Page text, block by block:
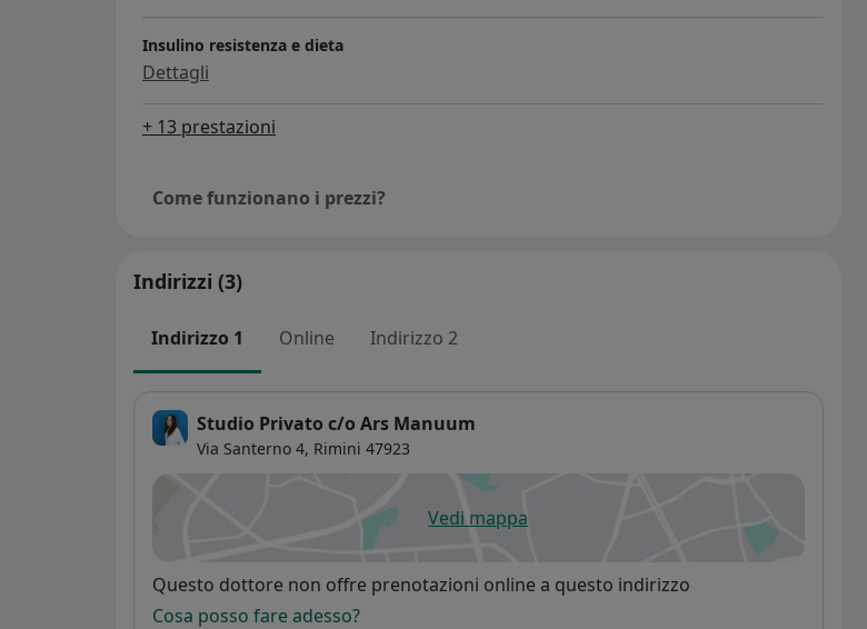
Insulino resistenza e dieta
Dettagli
+ 13 prestazioni
Come funzionano i prezzi?
Indirizzi (3)
Indirizzo 1 Online Indirizzo 2
Studio Privato c/o Ars Manuum
Via Santerno 4, Rimini 47923
Vedi mappasi apre in una nuova scheda
Disponibilità
Questo dottore non offre prenotazioni online a questo indirizzo
Cosa posso fare adesso?